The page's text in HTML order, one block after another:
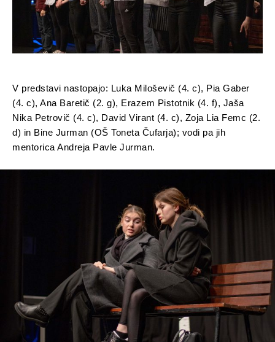
V predstavi nastopajo: Luka Miloševič (4. c), Pia Gaber
(4. c), Ana Baretič (2. g), Erazem Pistotnik (4. f), Jaša
Nika Petrovič (4. c), David Virant (4. c), Zoja Lia Femc (2.
d) in Bine Jurman (OŠ Toneta Čufarja); vodi pa jih
mentorica Andreja Pavle Jurman.